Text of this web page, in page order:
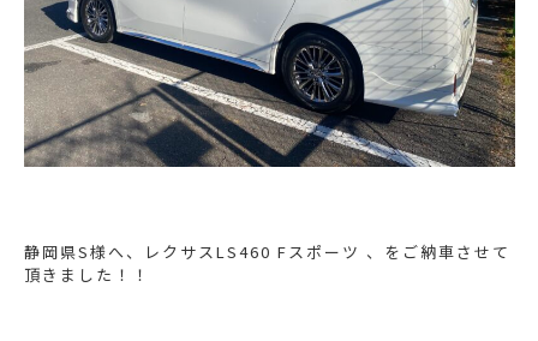
静岡県S様へ、レクサスLS460 Fスポーツ 、をご納車させて
頂きました！！